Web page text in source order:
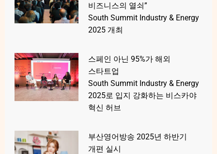
비즈니스의 열쇠”
South Summit Industry & Energy
2025 개최
스페인 아닌 95%가 해외
스타트업
South Summit Industry & Energy
2025로 입지 강화하는 비스카야
혁신 허브
부산영어방송 2025년 하반기
개편 실시